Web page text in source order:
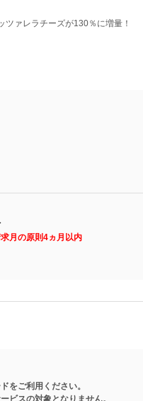
ツァレラチーズが130％に増量！
月の原則4ヵ月以内
をご利用ください。
ビスの対象となりません。